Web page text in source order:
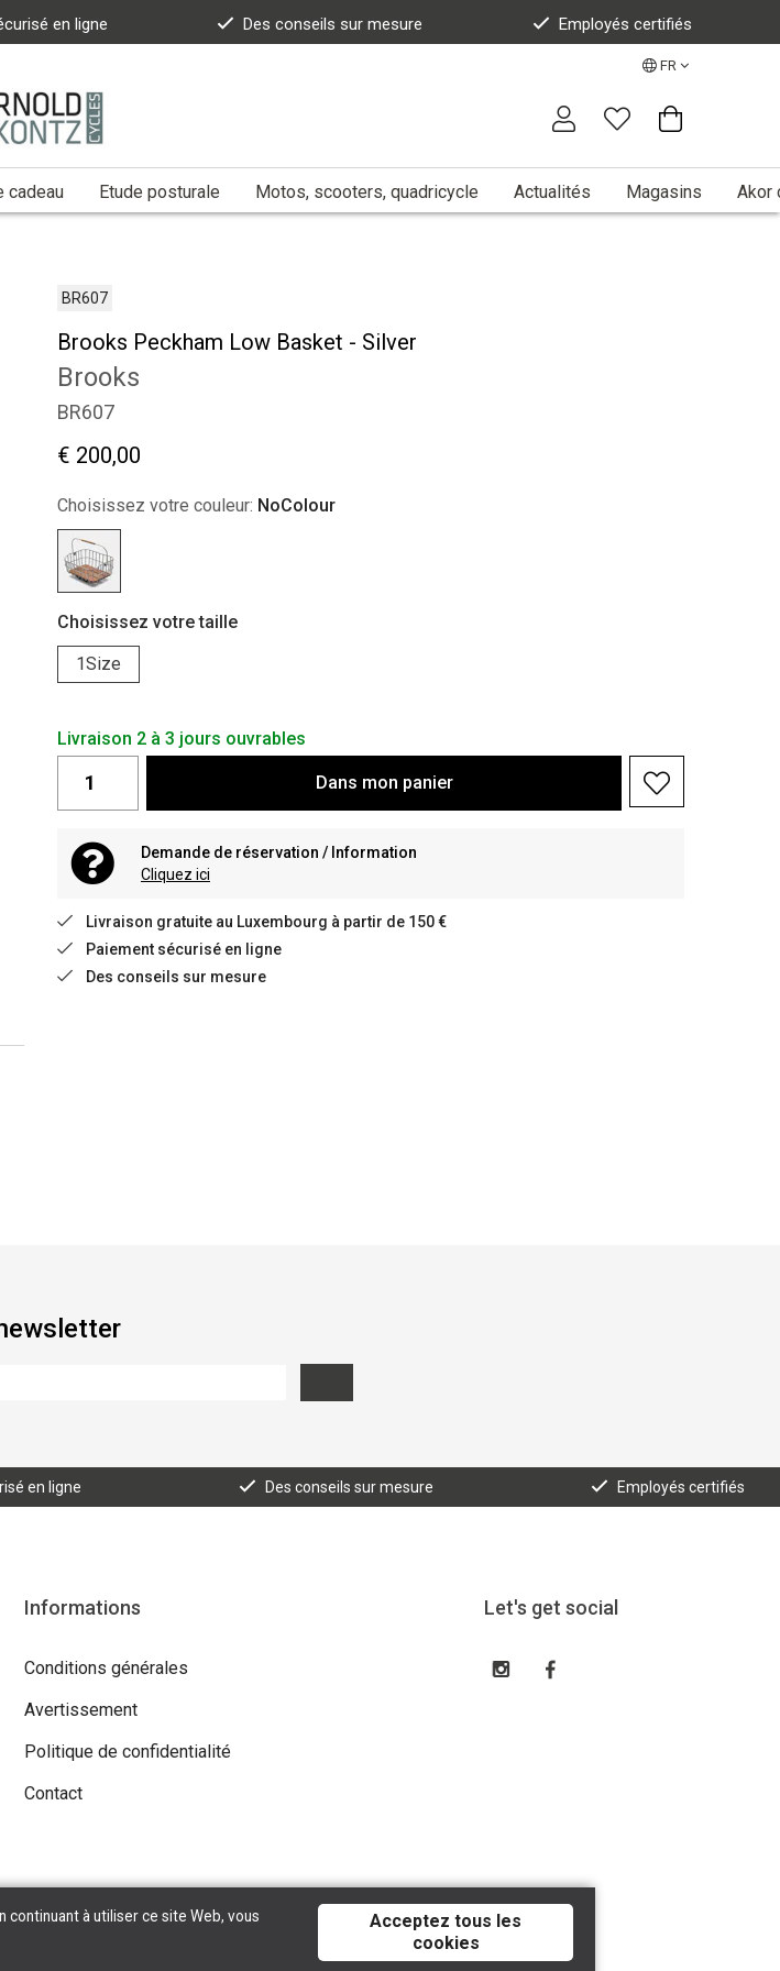
en ligne Des conseils sur mesure Employés certifiés
FR
cadeau Etude posturale Motos, scooters, quadricycle Actualités Magasins Akor
BR607
Brooks Peckham Low Basket - Silver
Brooks
BR607
€ 200,00
Choisissez votre couleur: NoColour
Choisissez votre taille
1Size
Livraison 2 à 3 jours ouvrables
Dans mon panier
Demande de réservation / Information
Cliquez ici
Livraison gratuite au Luxembourg à partir de 150 €
Paiement sécurisé en ligne
Des conseils sur mesure
en ligne Des conseils sur mesure Employés certifiés
Informations
Conditions générales
Avertissement
Politique de confidentialité
Contact
Let's get social
Rights Reserved | Powered By
à utiliser ce site Web, vous
Acceptez tous les
cookies